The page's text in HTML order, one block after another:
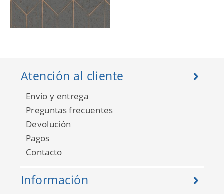
Arber DL26701
Atención al cliente
Envío y entrega
Preguntas frecuentes
Devolución
Pagos
Contacto
Información